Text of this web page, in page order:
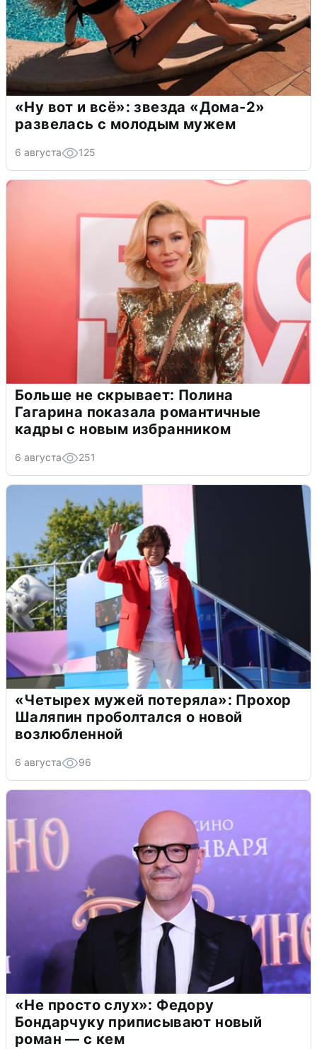
«Ну вот и всё»: звезда «Дома-2»
развелась с молодым мужем
6 августа 125
Больше не скрывает: Полина
Гагарина показала романтичные
кадры с новым избранником
6 августа 251
«Четырех мужей потеряла»: Прохор
Шаляпин проболтался о новой
возлюбленной
6 августа 96
«Не просто слух»: Федору
Бондарчуку приписывают новый
роман — с кем